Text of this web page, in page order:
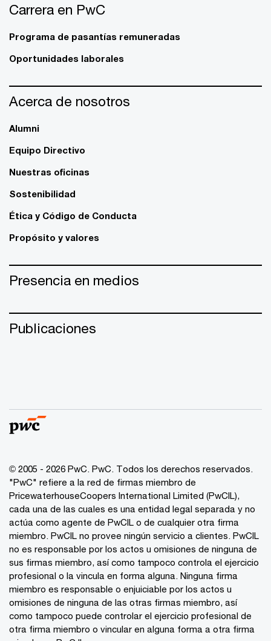
Carrera en PwC
Programa de pasantías remuneradas
Oportunidades laborales
Acerca de nosotros
Alumni
Equipo Directivo
Nuestras oficinas
Sostenibilidad
Ética y Código de Conducta
Propósito y valores
Presencia en medios
Publicaciones
© 2005 - 2026 PwC. PwC. Todos los derechos reservados.
"PwC" refiere a la red de firmas miembro de
PricewaterhouseCoopers International Limited (PwCIL),
cada una de las cuales es una entidad legal separada y no
actúa como agente de PwCIL o de cualquier otra firma
miembro. PwCIL no provee ningún servicio a clientes. PwCIL
no es responsable por los actos u omisiones de ninguna de
sus firmas miembro, así como tampoco controla el ejercicio
profesional o la vincula en forma alguna. Ninguna firma
miembro es responsable o enjuiciable por los actos u
omisiones de ninguna de las otras firmas miembro, así
como tampoco puede controlar el ejercicio profesional de
otra firma miembro o vincular en alguna forma a otra firma